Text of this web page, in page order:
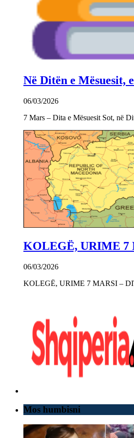
Në Ditën e Mësuesit,
06/03/2026
7 Mars – Dita e Mësuesit Sot, në
KOLEGË, URIME 7
06/03/2026
KOLEGË, URIME 7 MARSI –
Mos humbisni